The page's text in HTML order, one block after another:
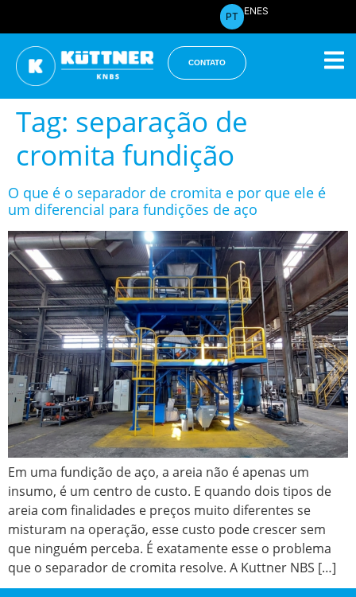
PT ENES
CONTATO
Tag: separação de
cromita fundição
O que é o separador de cromita e por que ele é
um diferencial para fundições de aço
Em uma fundição de aço, a areia não é apenas um
insumo, é um centro de custo. E quando dois tipos de
areia com finalidades e preços muito diferentes se
misturam na operação, esse custo pode crescer sem
que ninguém perceba. É exatamente esse o problema
que o separador de cromita resolve. A Kuttner NBS […]